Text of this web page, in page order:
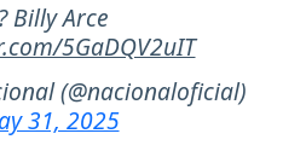
Billy Arce
5GaDQV2uIT
(@nacionaloficial)
31, 2025